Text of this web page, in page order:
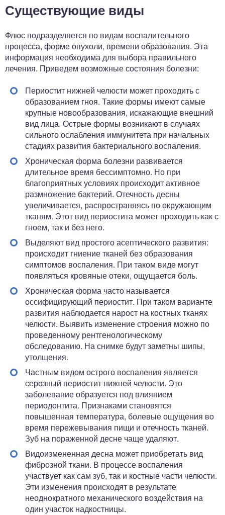
Существующие виды
Флюс подразделяется по видам воспалительного
процесса, форме опухоли, времени образования. Эта
информация необходима для выбора правильного
лечения. Приведем возможные состояния болезни:
Периостит нижней челюсти может проходить с
образованием гноя. Такие формы имеют самые
крупные новообразования, искажающие внешний
вид лица. Острые формы возникают в случаях
сильного ослабления иммунитета при начальных
стадиях развития бактериального воспаления.
Хроническая форма болезни развивается
длительное время бессимптомно. Но при
благоприятных условиях происходит активное
размножение бактерий. Отечность десны
увеличивается, распространяясь по окружающим
тканям. Этот вид периостита может проходить как с
гноем, так и без него.
Выделяют вид простого асептического развития:
происходит гниение тканей без образования
симптомов воспаления. При таком виде могут
появляться кровяные отеки, ощущается боль.
Хроническая форма часто называется
оссифицирующий периостит. При таком варианте
развития наблюдается нарост на костных тканях
челюсти. Выявить изменение строения можно по
проведенному рентгенологическому
обследованию. На снимке будут заметны шипы,
утолщения.
Частным видом острого воспаления является
серозный периостит нижней челюсти. Это
заболевание образуется под влиянием
периодонтита. Признаками становятся
повышенная температура, болевые ощущения во
время пережевывания пищи и отечность тканей.
Зуб на пораженной десне чаще удаляют.
Видоизмененная десна может приобретать вид
фиброзной ткани. В процессе воспаления
участвует как сам зуб, так и костные части челюсти.
Эти изменения происходят в результате
неоднократного механического воздействия на
один участок надкостницы.